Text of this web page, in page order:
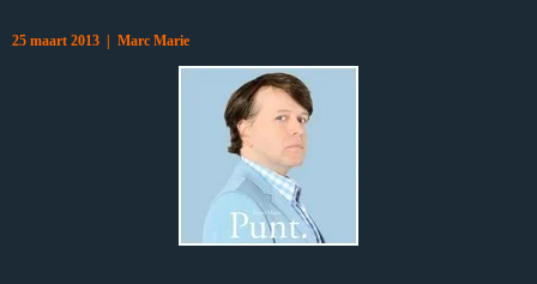
25 maart 2013 | Marc Marie